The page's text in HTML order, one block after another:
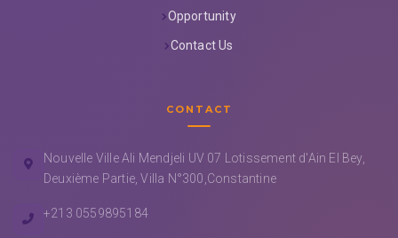
Opportunity
Contact Us
CONTACT
Nouvelle Ville Ali Mendjeli UV 07 Lotissement d'Ain El Bey,
Deuxième Partie, Villa N°300,Constantine
+213 0559895184